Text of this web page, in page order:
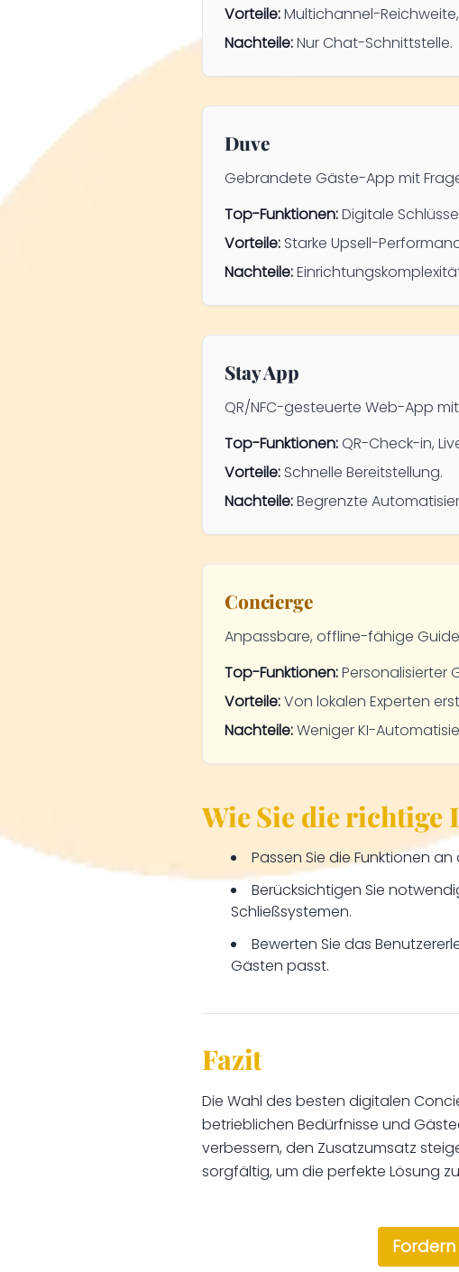
Vorteile:Multichannel-
Nachteile:Nur Chat-Schnittstelle.
Duve
Gebrandete Gäste-App mit
Top-Funktionen:Digitale
Vorteile: Starke Upsell-
Nachteile:
Stay App
QR/NFC-gesteuerte Web-App
Top-Funktionen:QR-Check-in,
Vorteile: Schnelle Bereitstellung.
Nachteile:Begrenzte
Concierge
Anpassbare, offline-fähige
Top-Funktionen:Personalisierter
Vorteile:Von lokalen Experten
Nachteile:Weniger KI-
Wie Sie die richtige
Passen Sie die Funktionen
Berücksichtigen Sie
Schließsystemen.
Bewerten Sie das
Gästen passt.
Fazit
Die Wahl des besten digitalen
betrieblichen Bedürfnisse und
verbessern, den Zusatzumsatz
sorgfältig, um die perfekte Lösung